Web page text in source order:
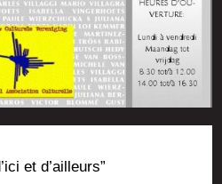
et d’ailleurs”